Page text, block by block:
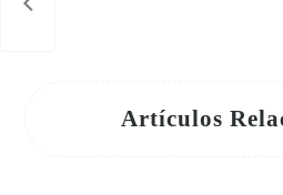
Artículos